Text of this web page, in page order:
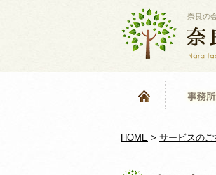
奈良の
HOME > サービスのご